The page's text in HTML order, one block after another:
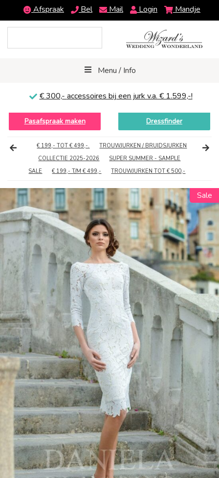
Afspraak Bel Mail Login Mandje
Menu / Info
€ 300,- accessoires bij een jurk v.a. € 1.599,-!
Pasafspraak maken Dressfinder
€ 199,- TOT € 499,-.
TROUWJURKEN / BRUIDSJURKEN
COLLECTIE 2025-2026
SUPER SUMMER - SAMPLE
SALE
€ 199,- T/M € 499,- TROUWJURKEN TOT € 500,-
Sale